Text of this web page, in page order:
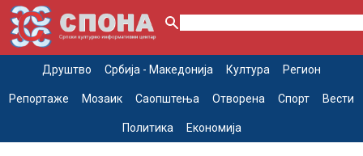
Друштво Србија - Македонија Култура Регион
Репортаже Мозаик Саопштења Отворена Спорт Вести
Политика Економија